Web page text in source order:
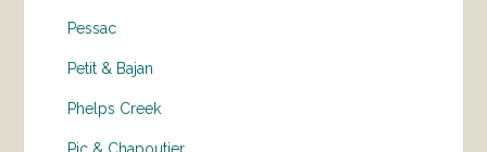
Pessac
Petit & Bajan
Phelps Creek